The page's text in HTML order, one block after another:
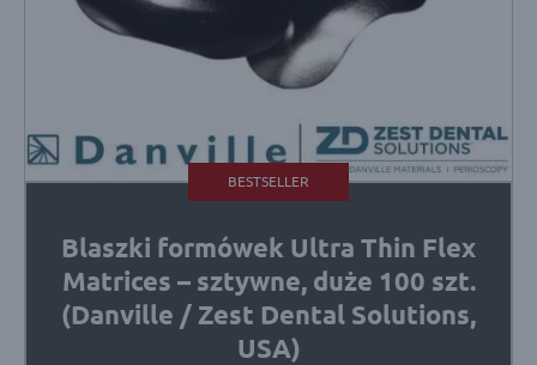
Blaszki formówek Ultra Thin Flex
Matrices – sztywne, duże 100 szt.
(Danville / Zest Dental Solutions,
USA)
BESTSELLER